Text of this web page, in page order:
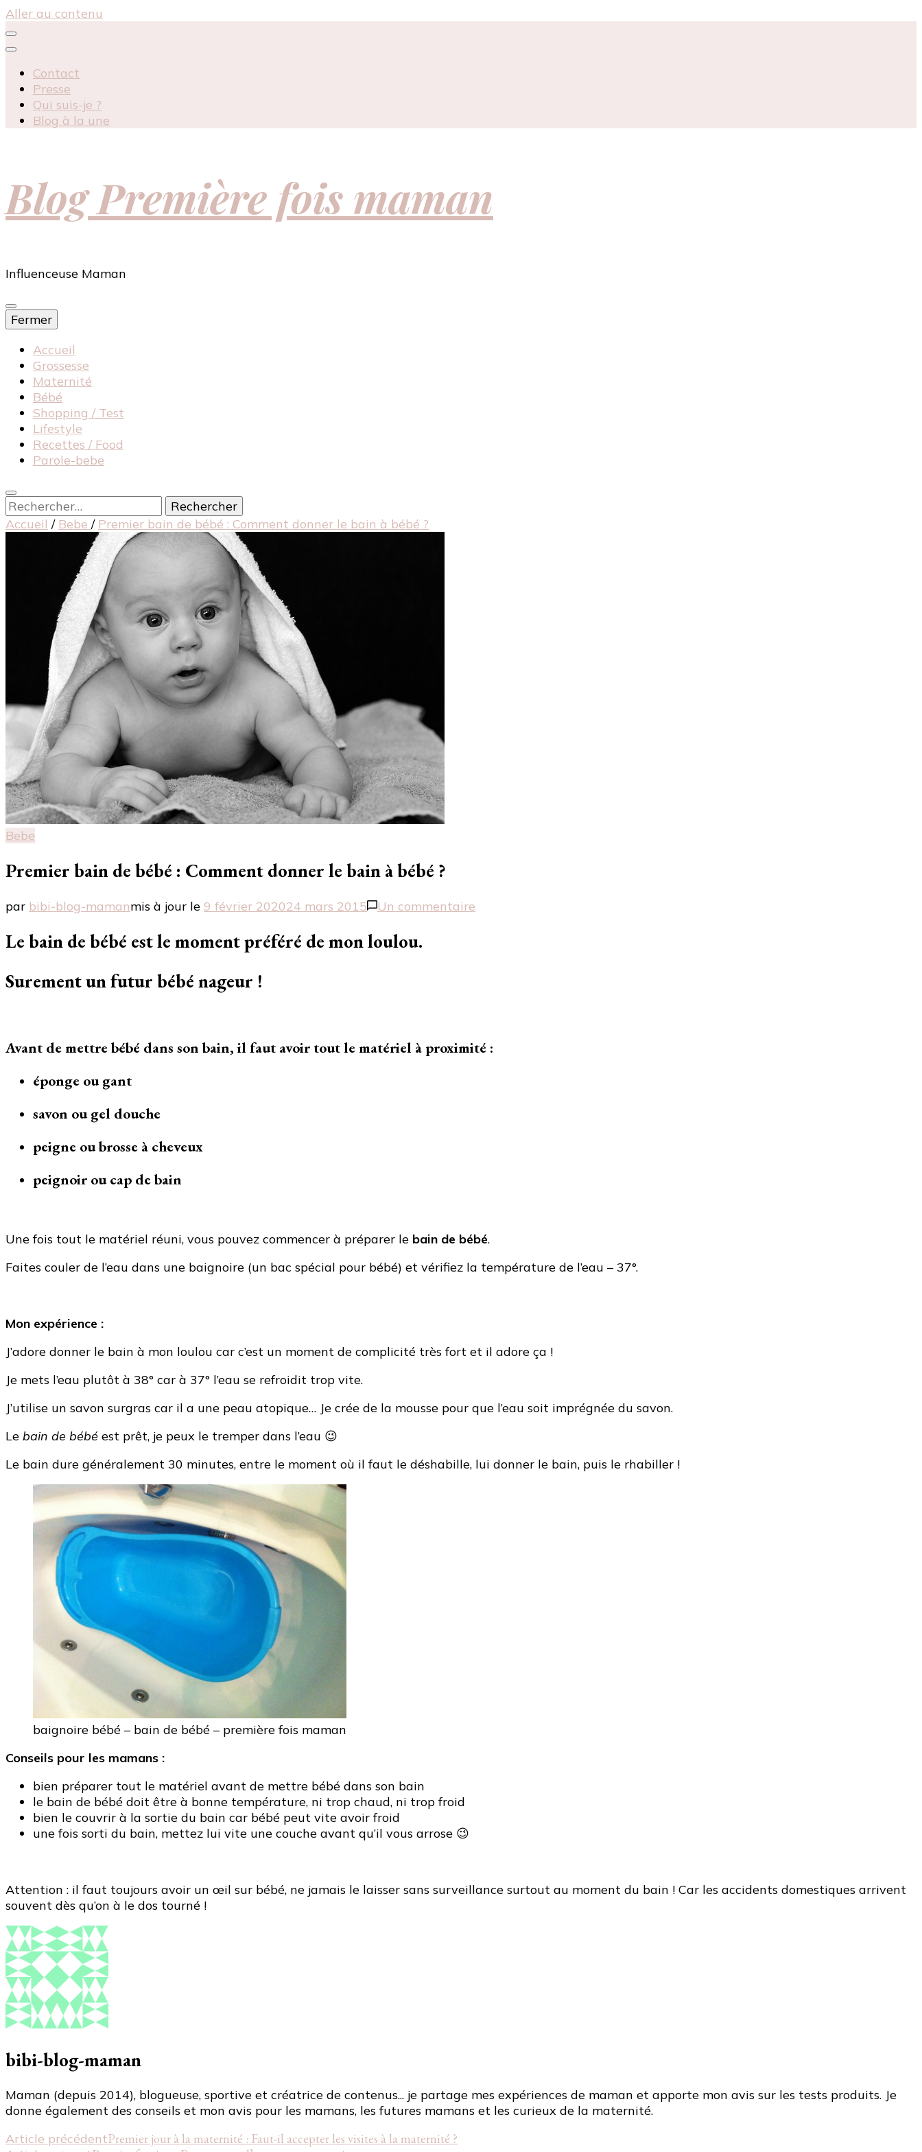
Aller au contenu
Contact
Presse
Qui suis-je ?
Blog à la une
Blog Première fois maman
Influenceuse Maman
Fermer
Accueil
Grossesse
Maternité
Bébé
Shopping / Test
Lifestyle
Recettes / Food
Parole-bebe
Rechercher :
Accueil / Bebe / Premier bain de bébé : Comment donner le bain à bébé ?
Bebe
Premier bain de bébé : Comment donner le bain à bébé ?
par bibi-blog-mamanmis à jour le 9 février 202024 mars 2015 Un commentaire
bain
Le bain de bébé est le moment préféré de mon loulou.
Surement un futur bébé nageur !
Avant de mettre bébé dans son bain, il faut avoir tout le matériel à proximité :
éponge ou gant
savon ou gel douche
peigne ou brosse à cheveux
peignoir ou cap de bain
Une fois tout le matériel réuni, vous pouvez commencer à préparer le bain de bébé.
Faites couler de l’eau dans une baignoire (un bac spécial pour bébé) et vérifiez la température de l’eau – 37°.
Mon expérience :
J’adore donner le bain à mon loulou car c’est un moment de complicité très fort et il adore ça !
Je mets l’eau plutôt à 38° car à 37° l’eau se refroidit trop vite.
J’utilise un savon surgras car il a une peau atopique… Je crée de la mousse pour que l’eau soit imprégnée du savon.
Le bain de bébé est prêt, je peux le tremper dans l’eau 😉
Le bain dure généralement 30 minutes, entre le moment où il faut le déshabille, lui donner le bain, puis le rhabiller !
baignoire bébé – bain de bébé – première fois maman
Conseils pour les mamans :
bien préparer tout le matériel avant de mettre bébé dans son bain
le bain de bébé doit être à bonne température, ni trop chaud, ni trop froid
bien le couvrir à la sortie du bain car bébé peut vite avoir froid
une fois sorti du bain, mettez lui vite une couche avant qu’il vous arrose 😉
Attention : il faut toujours avoir un œil sur bébé, ne jamais le laisser sans surveillance surtout au moment du bain ! Car les accidents domestiques arrivent
souvent dès qu’on à le dos tourné !
bibi-blog-maman
Maman (depuis 2014), blogueuse, sportive et créatrice de contenus... je partage mes expériences de maman et apporte mon avis sur les tests produits. Je
donne également des conseils et mon avis pour les mamans, les futures mamans et les curieux de la maternité.
Navigation
Article précédentPremier jour à la maternité : Faut-il accepter les visites à la maternité ?